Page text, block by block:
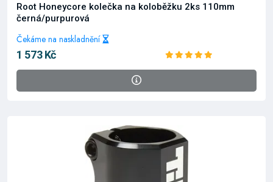
Root Honeycore kolečka na koloběžku 2ks 110mm
černá/purpurová
Čekáme na naskladnění
1 573 Kč